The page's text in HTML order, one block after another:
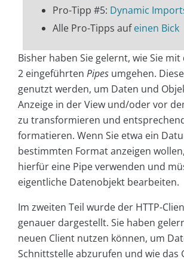
Pro-Tipp #5: Dynamic
Alle Pro-Tipps aufeinen Bick
Bisher haben Sie gelernt, wie Sie
2 eingeführten Pipes umgehen.
genutzt werden, um Daten und
Anzeige in der View und/oder vor
zu transformieren und
formatieren. Wenn Sie etwa ein
bestimmten Format anzeigen
hierfür eine Pipe verwenden und
eigentliche Datenobjekt bearbeiten.
Im zweiten Teil wurde der HTTP-
genauer dargestellt. Sie haben
neuen Client nutzen können, um
Schnittstelle abzurufen und wie das